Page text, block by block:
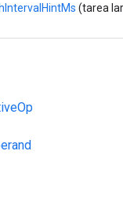
(tarea